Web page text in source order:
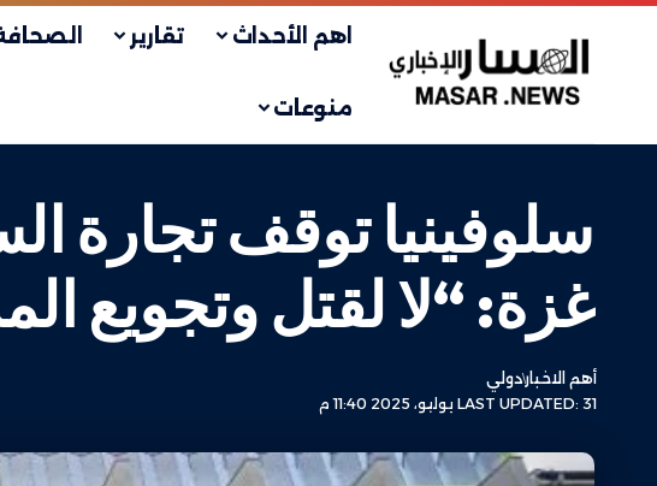
اهم الأحداث تقارير
منوعات
سلوفينيا توقف تجارة
غزة: “لا لقتل وتجويع
LAST UPDATED: 31 يوليو، 2025 11:40 م
أهم الاخباردولي